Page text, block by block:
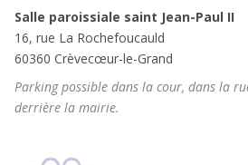
Salle paroissiale saint Jean-Paul II
16, rue La Rochefoucauld
60360 Crèvecœur-le-Grand
Parking possible dans la cour, dans la
derrière la mairie.